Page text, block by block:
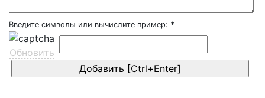
Введите символы или вычислите пример: *
Обновить